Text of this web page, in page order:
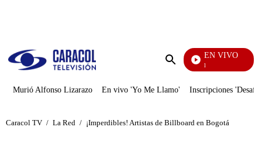
Enviar
EN VIVO
Noticias Caracol
Murió Alfonso Lizarazo En vivo 'Yo Me Llamo' Inscripciones
Caracol TV / La Red / ¡Imperdibles! Artistas de Billboard en Bogotá